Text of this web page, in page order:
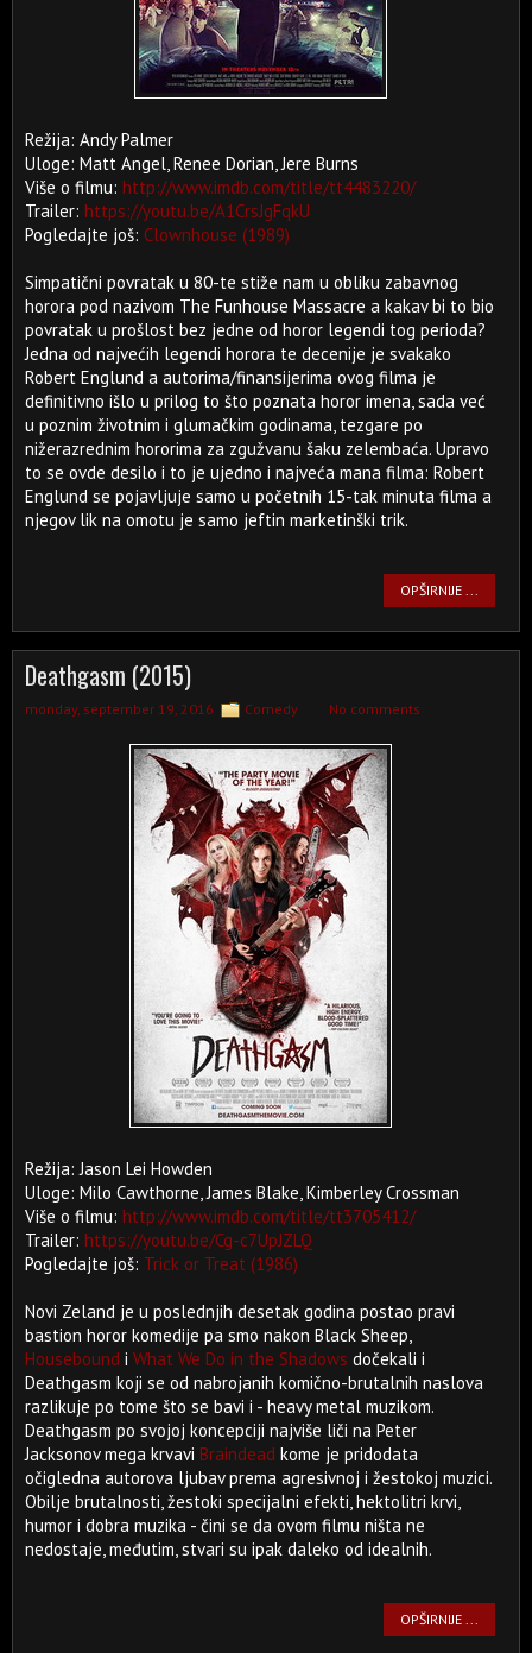
Režija: Andy Palmer
Uloge: Matt Angel, Renee Dorian, Jere Burns
Više o filmu: http://www.imdb.com/title/tt4483220/
Trailer: https://youtu.be/A1CrsJgFqkU
Pogledajte još: Clownhouse (1989)
Simpatični povratak u 80-te stiže nam u obliku zabavnog
horora pod nazivom The Funhouse Massacre a kakav bi to bio
povratak u prošlost bez jedne od horor legendi tog perioda?
Jedna od najvećih legendi horora te decenije je svakako
Robert Englund a autorima/finansijerima ovog filma je
definitivno išlo u prilog to što poznata horor imena, sada već
u poznim životnim i glumačkim godinama, tezgare po
nižerazrednim hororima za zgužvanu šaku zelembaća. Upravo
to se ovde desilo i to je ujedno i najveća mana filma: Robert
Englund se pojavljuje samo u početnih 15-tak minuta filma a
njegov lik na omotu je samo jeftin marketinški trik.
OPŠIRNIJE ...
Deathgasm (2015)
monday, september 19, 2016 Comedy No comments
Režija: Jason Lei Howden
Uloge: Milo Cawthorne, James Blake, Kimberley Crossman
Više o filmu: http://www.imdb.com/title/tt3705412/
Trailer: https://youtu.be/Cg-c7UpJZLQ
Pogledajte još: Trick or Treat (1986)
Novi Zeland je u poslednjih desetak godina postao pravi
bastion horor komedije pa smo nakon Black Sheep,
Housebound i What We Do in the Shadows dočekali i
Deathgasm koji se od nabrojanih komično-brutalnih naslova
razlikuje po tome što se bavi i - heavy metal muzikom.
Deathgasm po svojoj koncepciji najviše liči na Peter
Jacksonov mega krvavi Braindead kome je pridodata
očigledna autorova ljubav prema agresivnoj i žestokoj muzici.
Obilje brutalnosti, žestoki specijalni efekti, hektolitri krvi,
humor i dobra muzika - čini se da ovom filmu ništa ne
nedostaje, međutim, stvari su ipak daleko od idealnih.
OPŠIRNIJE ...